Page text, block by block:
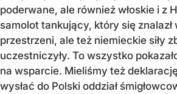
poderwane, ale również włoskie i z
samolot tankujący, który się znalazł
przestrzeni, ale też niemieckie siły
uczestniczyły. To wszystko
na wsparcie. Mieliśmy też
wysłać do Polski oddział